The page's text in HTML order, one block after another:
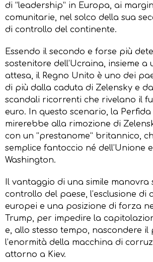
di “leadership” in Europa, ai
comunitarie, nel solco della sua
di controllo del continente.
Essendo il secondo e forse più
sostenitore dell’Ucraina, insieme a
attesa, il Regno Unito è uno dei
di più dalla caduta di Zelensky e
scandali ricorrenti che rivelano il
euro. In questo scenario, la Perfida
mirerebbe alla rimozione di
con un “prestanome” britannico,
semplice fantoccio né dell’Unione
Washington.
Il vantaggio di una simile manovra
controllo del paese, l’esclusione di
europei e una posizione di forza
Trump, per impedire la
e, allo stesso tempo, nascondere il
l’enormità della macchina di
attorno a Kiev.